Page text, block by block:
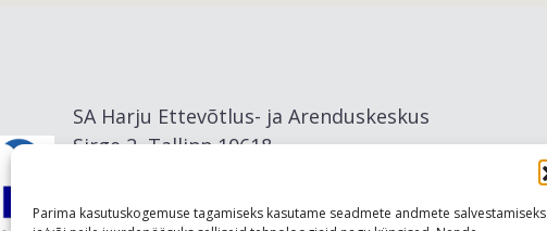
Parima kasutuskogemuse tagamiseks kasutame seadmete andmete salvestamiseks
SA Harju Ettevõtlus- ja Arenduskeskus
Sirge 2, Tallinn 10618